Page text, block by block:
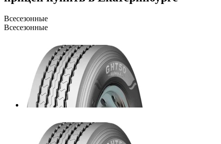
Всесезонные
Всесезонные